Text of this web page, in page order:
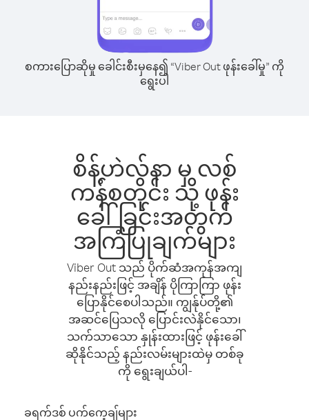
စကားပြောဆိုမှု ခေါင်းစီးမှနေ၍ “Viber Out ဖုန်းခေါ်မှု” ကို
ရွေးပါ
စိန့်ဟဲလ်နာ မှ လစ်
ကန်စတိုင်း သို့ ဖုန်း
ခေါ်ခြင်းအတွက်
အကြံပြုချက်များ
Viber Out သည် ပိုက်ဆံအကုန်အကျ
နည်းနည်းဖြင့် အချိန် ပိုကြာကြာ ဖုန်း
ပြောနိုင်စေပါသည်။ ကျွန်ုပ်တို့၏
အဆင်ပြေသလို ပြောင်းလဲနိုင်သော၊
သက်သာသော နှုန်းထားဖြင့် ဖုန်းခေါ်
ဆိုနိုင်သည့် နည်းလမ်းများထဲမှ တစ်ခု
ကို ရွေးချယ်ပါ-
ခရက်ဒစ် ပက်ကေ့ချ်များ